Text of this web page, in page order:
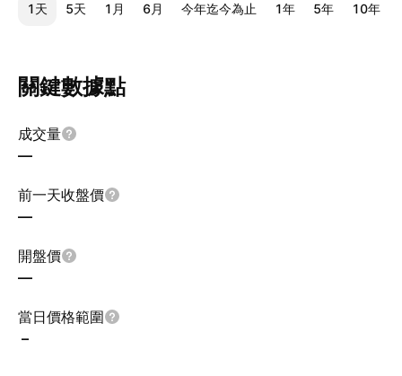
1天 5天 1月 6月 今年迄今為止 1年 5年 10年
關鍵數據點
成交量
—
前一天收盤價
—
開盤價
—
當日價格範圍
–